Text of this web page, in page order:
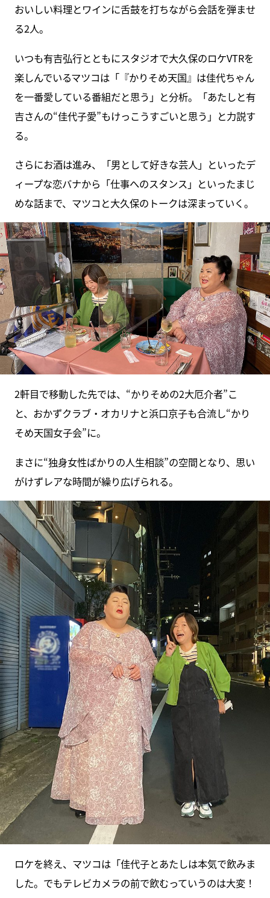
おいしい料理とワインに舌鼓を打ちながら会話を弾ませ
る2人。
いつも有吉弘行とともにスタジオで大久保のロケVTRを
楽しんでいるマツコは「『かりそめ天国』は佳代ちゃん
を一番愛している番組だと思う」と分析。「あたしと有
吉さんの“佳代子愛”もけっこうすごいと思う」と力説す
る。
さらにお酒は進み、「男として好きな芸人」といったデ
ィープな恋バナから「仕事へのスタンス」といったまじ
めな話まで、マツコと大久保のトークは深まっていく。
2軒目で移動した先では、“かりそめの2大厄介者”こ
と、おかずクラブ・オカリナと浜口京子も合流し“かり
そめ天国女子会”に。
まさに“独身女性ばかりの人生相談”の空間となり、思い
がけずレアな時間が繰り広げられる。
ロケを終え、マツコは「佳代子とあたしは本気で飲みま
した。でもテレビカメラの前で飲むっていうのは大変！